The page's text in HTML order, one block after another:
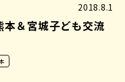
2018.8.1
本＆宮城子ども交流